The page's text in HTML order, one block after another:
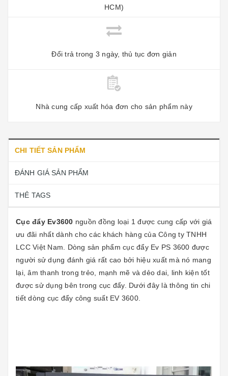
HCM)
Đổi trả trong 3 ngày, thủ tục đơn giản
Nhà cung cấp xuất hóa đơn cho sản phẩm này
CHI TIẾT SẢN PHẨM
ĐÁNH GIÁ SẢN PHẨM
THẺ TAGS
Cục đẩy Ev3600 nguồn đồng loại 1 được cung cấp với giá
ưu đãi nhất dành cho các khách hàng của Công ty TNHH
LCC Việt Nam. Dòng sản phẩm cục đẩy Ev PS 3600 được
người sử dụng đánh giá rất cao bởi hiệu xuất mà nó mang
lại, âm thanh trong trẻo, mạnh mẽ và dẻo dai, linh kiện tốt
được sử dụng bên trong cục đẩy. Dưới đây là thông tin chi
tiết dòng cục đẩy công suất EV 3600.